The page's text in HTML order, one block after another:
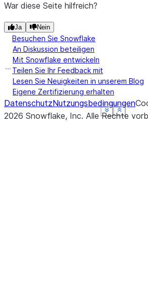
Show
See more
Show
See more
Show
See more
Show
See more
War diese Seite hilfreich?
Ja Nein
Besuchen Sie Snowflake
An Diskussion beteiligen
Mit Snowflake entwickeln
Teilen Sie Ihr Feedback mit
Lesen Sie Neuigkeiten in unserem Blog
Eigene Zertifizierung erhalten
DatenschutzNutzungsbedingungen
2026 Snowflake, Inc. Alle Rechte